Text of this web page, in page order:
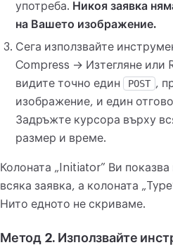
употреба. Никоя заявка
на Вашето изображение.
Сега използвайте
Compress → Изтегляне или
видите точно един
POST ,
изображение, и един
Задръжте курсора върху
размер и време.
Колоната „Initiator” Ви
всяка заявка, а колоната
Нито едното не скриваме.
Метод 2. Използвайте